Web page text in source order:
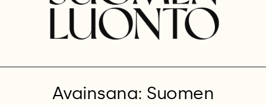
Avainsana: Suomen